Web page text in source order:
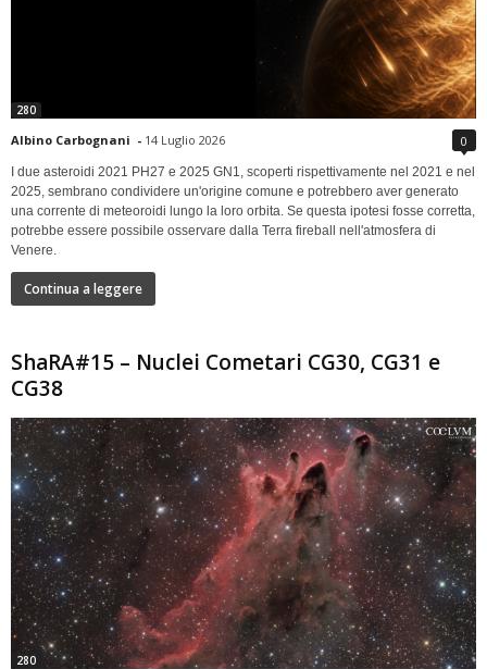
280
Albino Carbognani - 14 Luglio 2026 0
I due asteroidi 2021 PH27 e 2025 GN1, scoperti rispettivamente nel 2021 e nel
2025, sembrano condividere un'origine comune e potrebbero aver generato
una corrente di meteoroidi lungo la loro orbita. Se questa ipotesi fosse corretta,
potrebbe essere possibile osservare dalla Terra fireball nell'atmosfera di
Venere.
Continua a leggere
ShaRA#15 – Nuclei Cometari CG30, CG31 e
CG38
280